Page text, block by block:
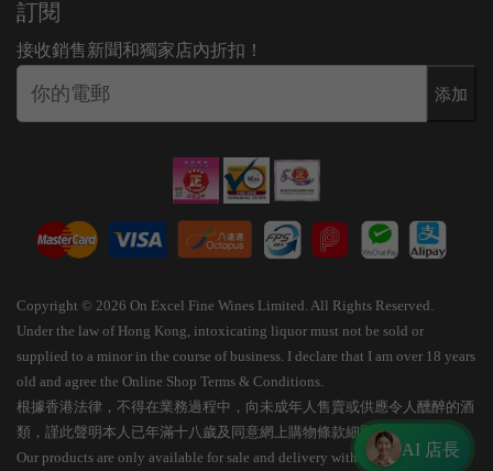
訂閱
接收銷售新聞和獨家店內折扣！
添加
Copyright © 2026 On Excel Fine Wines Limited. All Rights Reserved.
Under the law of Hong Kong, intoxicating liquor must not be sold or
supplied to a minor in the course of business. I declare that I am over 18 years
old and agree the Online Shop Terms & Conditions.
根據香港法律，不得在業務過程中，向未成年人售賣或供應令人醺醉的酒
類，謹此聲明本人已年滿十八歲及同意網上購物條款細則。
Our products are only available for sale and delivery within Hong Kong.
AI 店長